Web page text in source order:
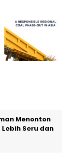
Menonton
Lebih Seru dan